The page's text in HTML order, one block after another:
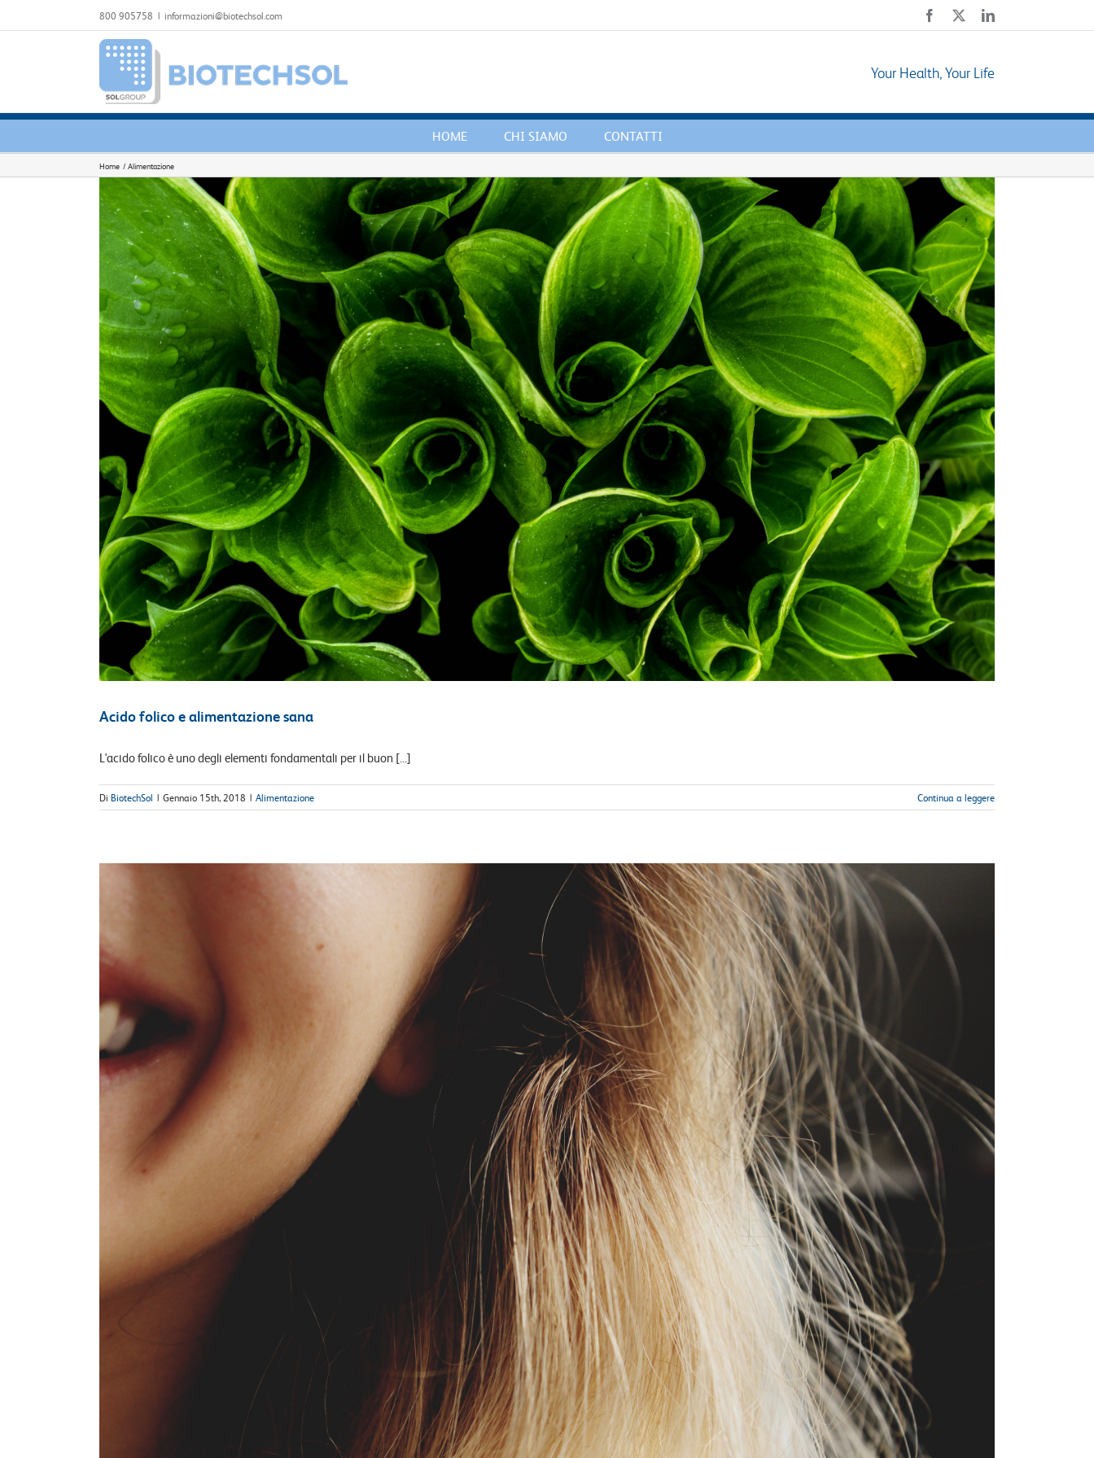
al
800 905758 | informazioni@biotechsol.com Facebook LinkedIn
Your Health, Your Life
HOME CHI SIAMO CONTATTI
Home Alimentazione
Acido folico e alimentazione sana
L'acido folico è uno degli elementi fondamentali per il buon [...]
Di BiotechSol | Gennaio 15th, 2018 | Alimentazione Continua a leggere